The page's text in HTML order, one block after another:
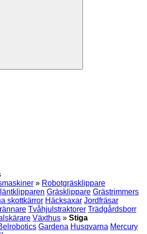
» Robotgräsklippare
Gräsklippare Grästrimmers
skottkärror Häcksaxar Jordfräsar
Tvåhjulstraktorer Trädgårdsborr
Växthus » Stiga
Gardena Husqvarna Mercury